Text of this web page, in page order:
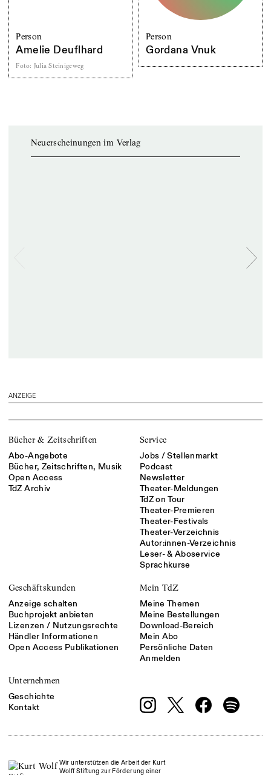
Person
Amelie Deuflhard
Foto: Julia Steinigeweg
Person
Gordana Vnuk
Neuerscheinungen im Verlag
ANZEIGE
Bücher & Zeitschriften
Abo-Angebote
Bücher, Zeitschriften, Musik
Open Access
TdZ Archiv
Service
Jobs / Stellenmarkt
Podcast
Newsletter
Theater-Meldungen
TdZ on Tour
Theater-Premieren
Theater-Festivals
Theater-Verzeichnis
Autor:innen-Verzeichnis
Leser- & Aboservice
Sprachkurse
Geschäftskunden
Anzeige schalten
Buchprojekt anbieten
Lizenzen / Nutzungsrechte
Händler Informationen
Open Access Publikationen
Mein TdZ
Meine Themen
Meine Bestellungen
Download-Bereich
Mein Abo
Persönliche Daten
Anmelden
Unternehmen
Geschichte
Kontakt
Wir unterstützen die Arbeit der Kurt
Wolff Stiftung zur Förderung einer